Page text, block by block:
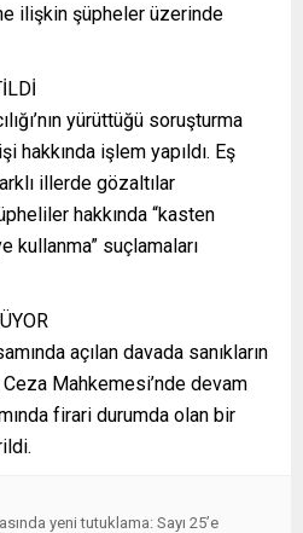
ilişkin şüpheler üzerinde
yürüttüğü soruşturma
hakkında işlem yapıldı. Eş
illerde gözaltılar
hakkında “kasten
kullanma” suçlamaları
açılan davada sanıkların
Ceza Mahkemesi’nde devam
firari durumda olan bir
yeni tutuklama: Sayı 25’e